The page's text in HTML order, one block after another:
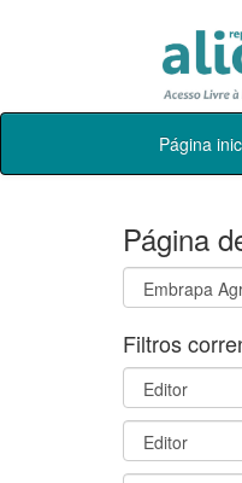
Skip
Página
Página
Filtros